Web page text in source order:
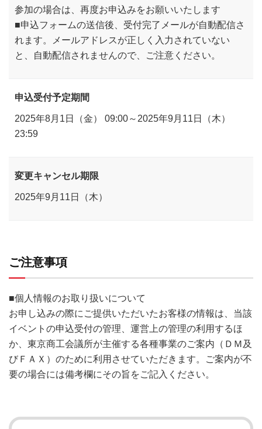
参加の場合は、再度お申込みをお願いいたします
■申込フォームの送信後、受付完了メールが自動配信さ
れます。メールアドレスが正しく入力されていない
と、自動配信されませんので、ご注意ください。
申込受付予定期間
2025年8月1日（金） 09:00～2025年9月11日（木）
23:59
変更キャンセル期限
2025年9月11日（木）
ご注意事項
■個人情報のお取り扱いについて
お申し込みの際にご提供いただいたお客様の情報は、当該
イベントの申込受付の管理、運営上の管理の利用するほ
か、東京商工会議所が主催する各種事業のご案内（ＤＭ及
びＦＡＸ）のために利用させていただきます。ご案内が不
要の場合には備考欄にその旨をご記入ください。